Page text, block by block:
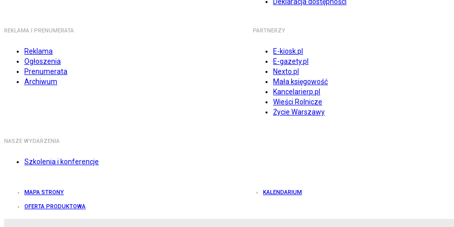
REKLAMA I PRENUMERATA
Reklama
Ogłoszenia
Prenumerata
Archiwum
PARTNERZY
E-kiosk.pl
E-gazety.pl
Nexto.pl
Mała księgowość
Kancelarierp.pl
Wieści Rolnicze
Życie Warszawy
NASZE WYDARZENIA
Szkolenia i konferencje
MAPA STRONY KALENDARIUM
OFERTA PRODUKTOWA